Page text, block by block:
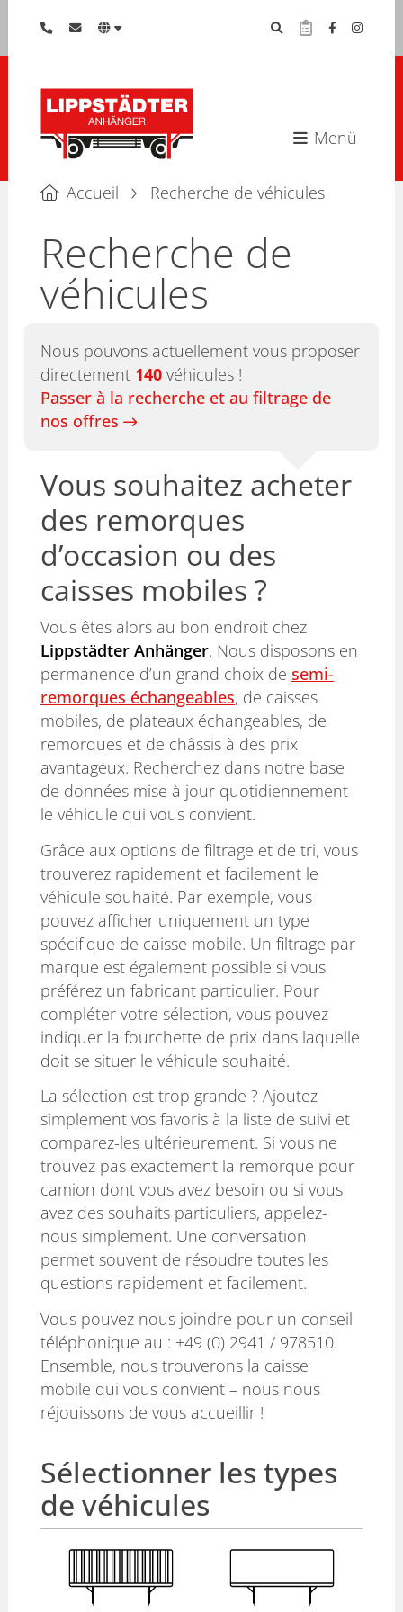
Menü
Accueil Recherche de véhicules
Recherche de
véhicules
Nous pouvons actuellement vous proposer
directement 140véhicules !
Passer à la recherche et au filtrage de
nos offres
Vous souhaitez acheter
des remorques
d’occasion ou des
caisses mobiles ?
Vous êtes alors au bon endroit chez
Lippstädter Anhänger. Nous disposons en
permanence d’un grand choix de semi-
remorques échangeables, de caisses
mobiles, de plateaux échangeables, de
remorques et de châssis à des prix
avantageux. Recherchez dans notre base
de données mise à jour quotidiennement
le véhicule qui vous convient.
Grâce aux options de filtrage et de tri, vous
trouverez rapidement et facilement le
véhicule souhaité. Par exemple, vous
pouvez afficher uniquement un type
spécifique de caisse mobile. Un filtrage par
marque est également possible si vous
préférez un fabricant particulier. Pour
compléter votre sélection, vous pouvez
indiquer la fourchette de prix dans laquelle
doit se situer le véhicule souhaité.
La sélection est trop grande ? Ajoutez
simplement vos favoris à la liste de suivi et
comparez-les ultérieurement. Si vous ne
trouvez pas exactement la remorque pour
camion dont vous avez besoin ou si vous
avez des souhaits particuliers, appelez-
nous simplement. Une conversation
permet souvent de résoudre toutes les
questions rapidement et facilement.
Vous pouvez nous joindre pour un conseil
téléphonique au : +49 (0) 2941 / 978510.
Ensemble, nous trouverons la caisse
mobile qui vous convient – nous nous
réjouissons de vous accueillir !
Sélectionner les types
de véhicules